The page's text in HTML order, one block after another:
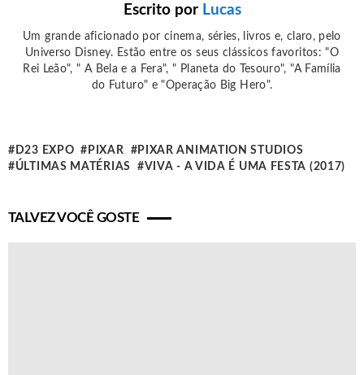
Escrito por Lucas
Um grande aficionado por cinema, séries, livros e, claro, pelo
Universo Disney. Estão entre os seus clássicos favoritos: "O
Rei Leão", " A Bela e a Fera", " Planeta do Tesouro", "A Família
do Futuro" e "Operação Big Hero".
D23 EXPO PIXAR
PIXAR ANIMATION STUDIOS
ÚLTIMAS MATÉRIAS
VIVA - A VIDA É UMA FESTA (2017)
TALVEZ VOCÊ GOSTE